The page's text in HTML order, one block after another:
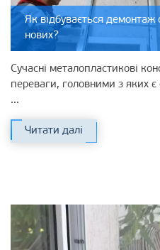
Як відбувається демонтаж
нових?
Сучасні металопластикові
переваги, головними з яких є
...
Читати далі